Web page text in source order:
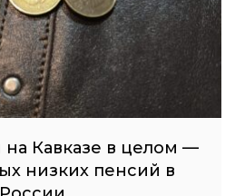
Кавказе в целом —
низких пенсий в